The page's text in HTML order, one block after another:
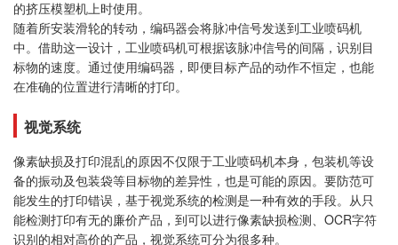
的挤压模塑机上时使用。
随着所安装滑轮的转动，编码器会将脉冲信号发送到工业喷码机
中。借助这一设计，工业喷码机可根据该脉冲信号的间隔，识别目
标物的速度。通过使用编码器，即便目标产品的动作不恒定，也能
在准确的位置进行清晰的打印。
视觉系统
像素缺损及打印混乱的原因不仅限于工业喷码机本身，包装机等设
备的振动及包装袋等目标物的差异性，也是可能的原因。要防范可
能发生的打印错误，基于视觉系统的检测是一种有效的手段。从只
能检测打印有无的廉价产品，到可以进行像素缺损检测、OCR字符
识别的相对高价的产品，视觉系统可分为很多种。